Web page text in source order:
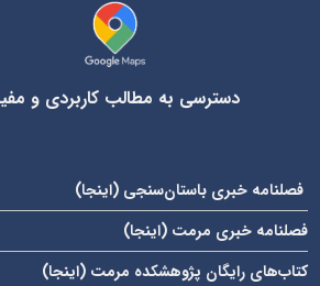
دسترسی به مطالب کاربردی و مفید
فصلنامه خبری باستان‌سنجی ( اینجا)
فصلنامه خبری مرمت ( اینجا)
کتاب‌های رایگان پژوهشکده مرمت ( اینجا)